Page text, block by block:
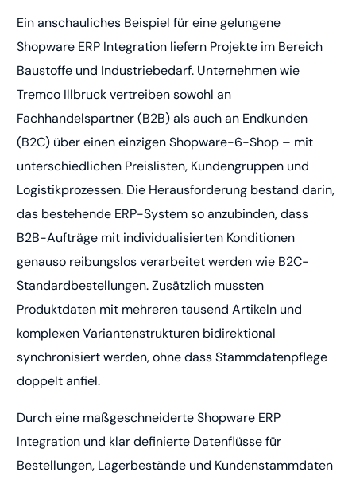
Ein anschauliches Beispiel für eine gelungene
Shopware ERP Integration liefern Projekte im Bereich
Baustoffe und Industriebedarf. Unternehmen wie
Tremco Illbruck vertreiben sowohl an
Fachhandelspartner (B2B) als auch an Endkunden
(B2C) über einen einzigen Shopware-6-Shop – mit
unterschiedlichen Preislisten, Kundengruppen und
Logistikprozessen. Die Herausforderung bestand darin,
das bestehende ERP-System so anzubinden, dass
B2B-Aufträge mit individualisierten Konditionen
genauso reibungslos verarbeitet werden wie B2C-
Standardbestellungen. Zusätzlich mussten
Produktdaten mit mehreren tausend Artikeln und
komplexen Variantenstrukturen bidirektional
synchronisiert werden, ohne dass Stammdatenpflege
doppelt anfiel.
Durch eine maßgeschneiderte Shopware ERP
Integration und klar definierte Datenflüsse für
Bestellungen, Lagerbestände und Kundenstammdaten